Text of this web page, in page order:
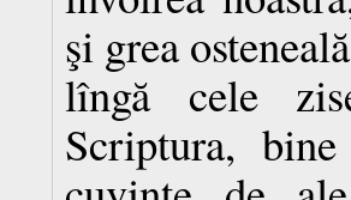
şi grea
lîngă cele
Scriptura,